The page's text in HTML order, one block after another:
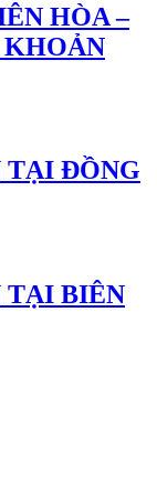
HÒA –
TẠI ĐỒNG
TẠI BIÊN